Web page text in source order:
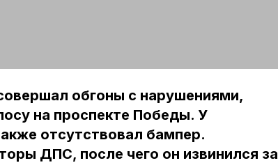
обгоны с нарушениями,
на проспекте Победы. У
отсутствовал бампер.
ДПС, после чего он извинился за